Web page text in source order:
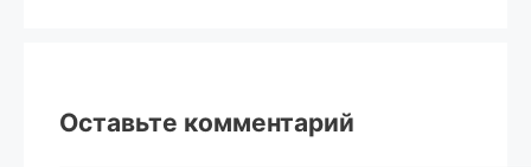
Оставьте комментарий